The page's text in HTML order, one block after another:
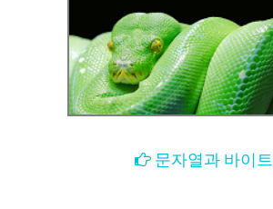
문자열과 바이트